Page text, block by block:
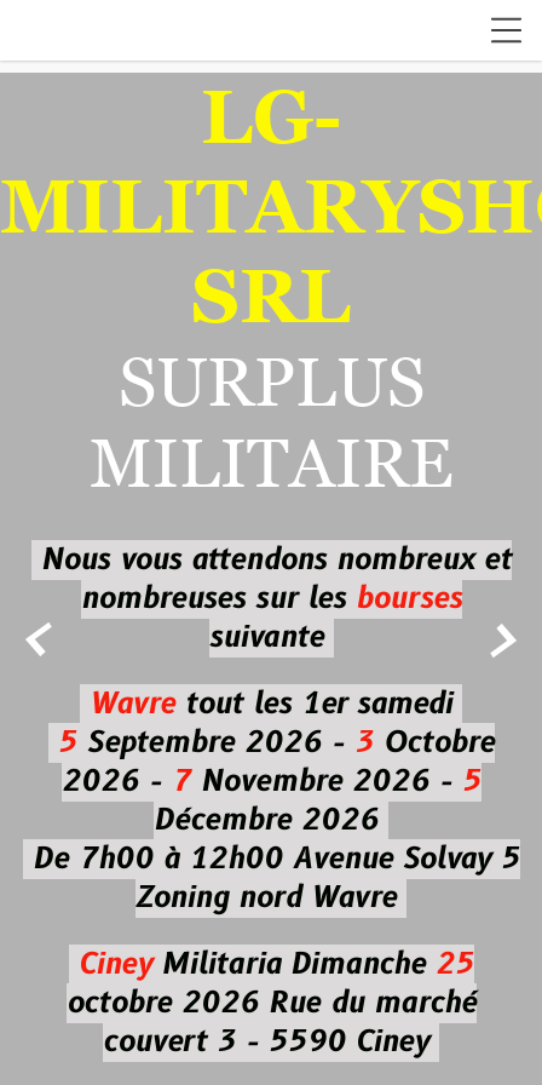
 
LG-
SRL
SURPLUS
MILITAIRE
Nous vous attendons nombreux et
nombreuses sur les bourses
suivante
Wavretout les 1er samedi
5Septembre 2026 - 3Octobre
2026 -7Novembre 2026 - 5
Décembre 2026
De 7h00 à 12h00 Avenue Solvay 5
Zoning nord Wavre
CineyMilitaria Dimanche 25
octobre 2026Rue du marché
couvert 3 - 5590 Ciney